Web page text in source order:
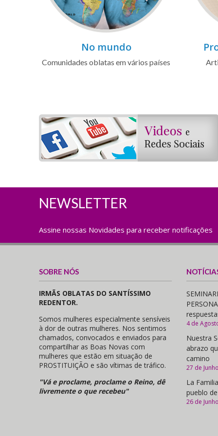
No mundo
Comunidades oblatas em vários países
NEWSLETTER
Assine nossas Novidades para receber notificações
SOBRE NÓS
IRMÃS OBLATAS DO SANTÍSSIMO
REDENTOR.
Somos mulheres especialmente sensíveis
à dor de outras mulheres. Nos sentimos
chamados, convocados e enviados para
compartilhar as Boas Novas com
mulheres que estão em situação de
PROSTITUIÇÃO e são vítimas de tráfico.
"Vá e proclame, proclame o Reino, dê
livremente o que recebeu"
4 de
Nuestra
abrazo
camino
27 de
La
pueblo
26 de